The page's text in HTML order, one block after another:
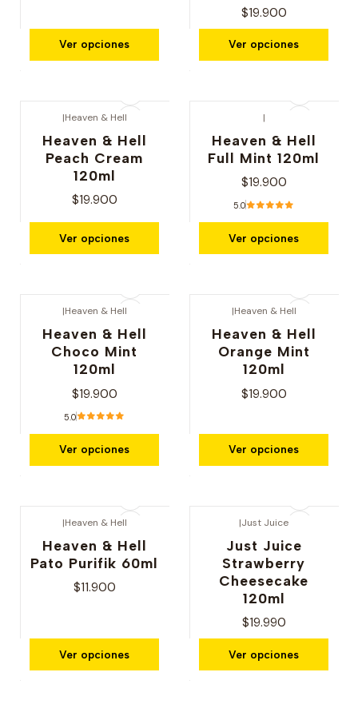
Ver opciones
$19.900
Ver opciones
|Heaven & Hell
Heaven & Hell
Peach Cream
120ml
$19.900
Ver opciones
|
Heaven & Hell
Full Mint 120ml
$19.900
5.0
Ver opciones
|Heaven & Hell
Heaven & Hell
Choco Mint
120ml
$19.900
5.0
Ver opciones
|Heaven & Hell
Heaven & Hell
Orange Mint
120ml
$19.900
Ver opciones
|Heaven & Hell
Heaven & Hell
Pato Purifik 60ml
$11.900
Ver opciones
|Just Juice
Just Juice
Strawberry
Cheesecake
120ml
$19.990
Ver opciones